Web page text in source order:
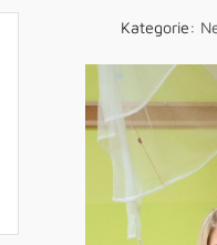
Kategorie: